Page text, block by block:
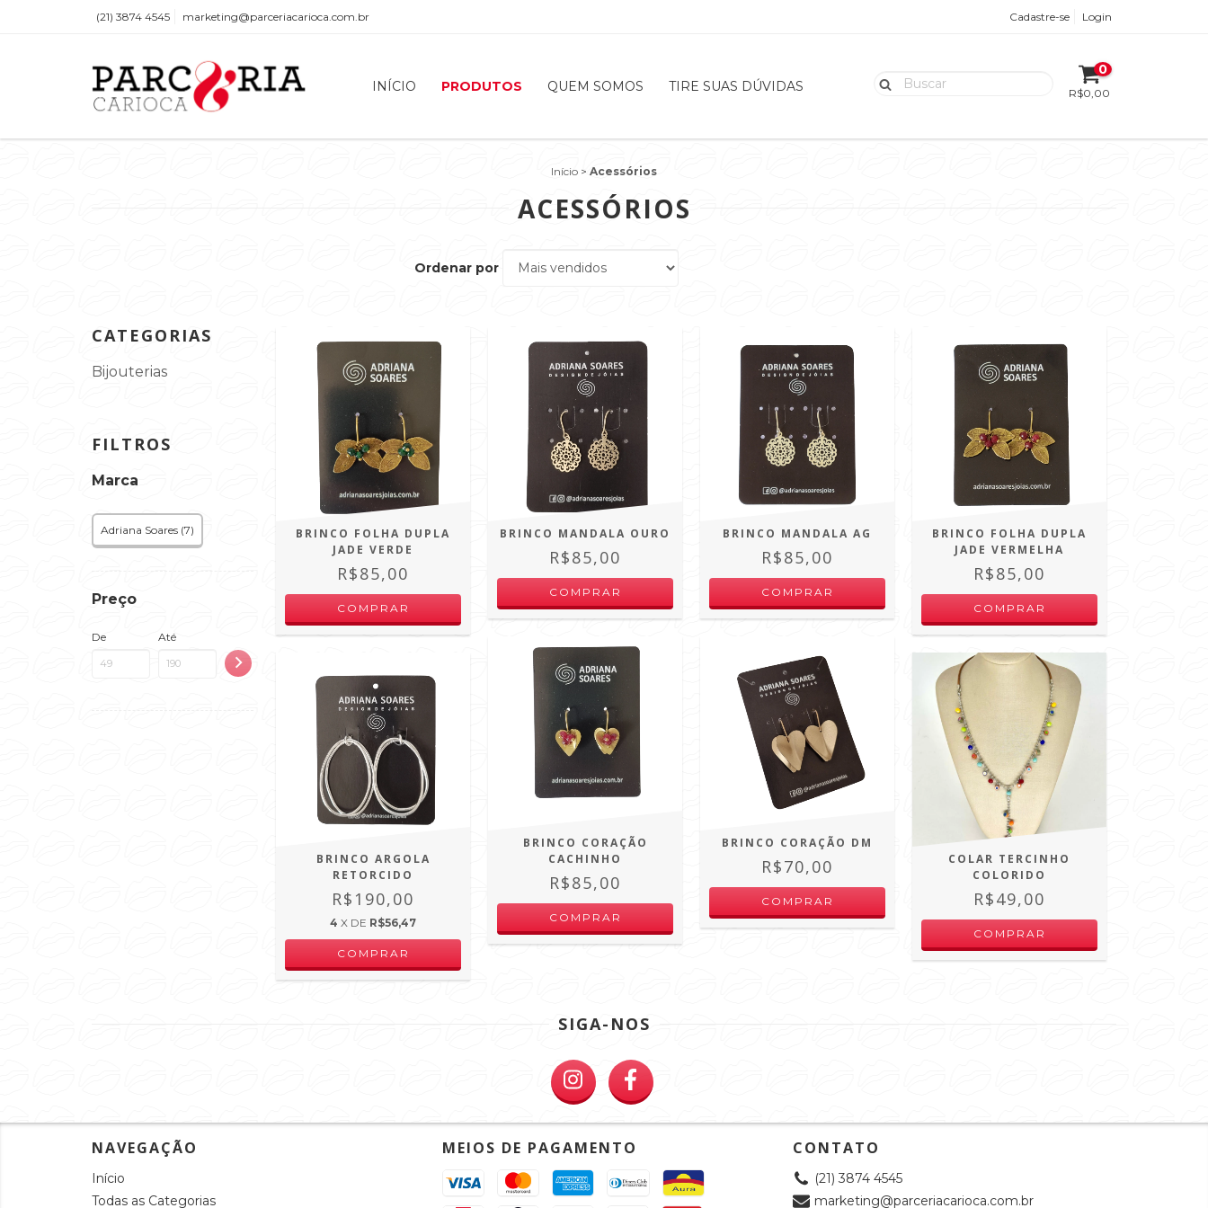
(21) 3874 4545 marketing@parceriacarioca.com.br Cadastre-se Login
INÍCIO PRODUTOS QUEM SOMOS TIRE SUAS DÚVIDAS
0
R$0,00
Início > Acessórios
ACESSÓRIOS
Ordenar por
CATEGORIAS
Bijouterias
FILTROS
Marca
Adriana Soares (7)
Preço
De Até
BRINCO FOLHA DUPLA
JADE VERDE
R$85,00
BRINCO MANDALA OURO
R$85,00
BRINCO MANDALA AG
R$85,00
BRINCO FOLHA DUPLA
JADE VERMELHA
R$85,00
BRINCO ARGOLA
RETORCIDO
R$190,00
4 X DE R$56,47
BRINCO CORAÇÃO
CACHINHO
R$85,00
BRINCO CORAÇÃO DM
R$70,00
COLAR TERCINHO
COLORIDO
R$49,00
SIGA-NOS
NAVEGAÇÃO
Início
Todas as Categorias
MEIOS DE PAGAMENTO CONTATO
(21) 3874 4545
marketing@parceriacarioca.com.br